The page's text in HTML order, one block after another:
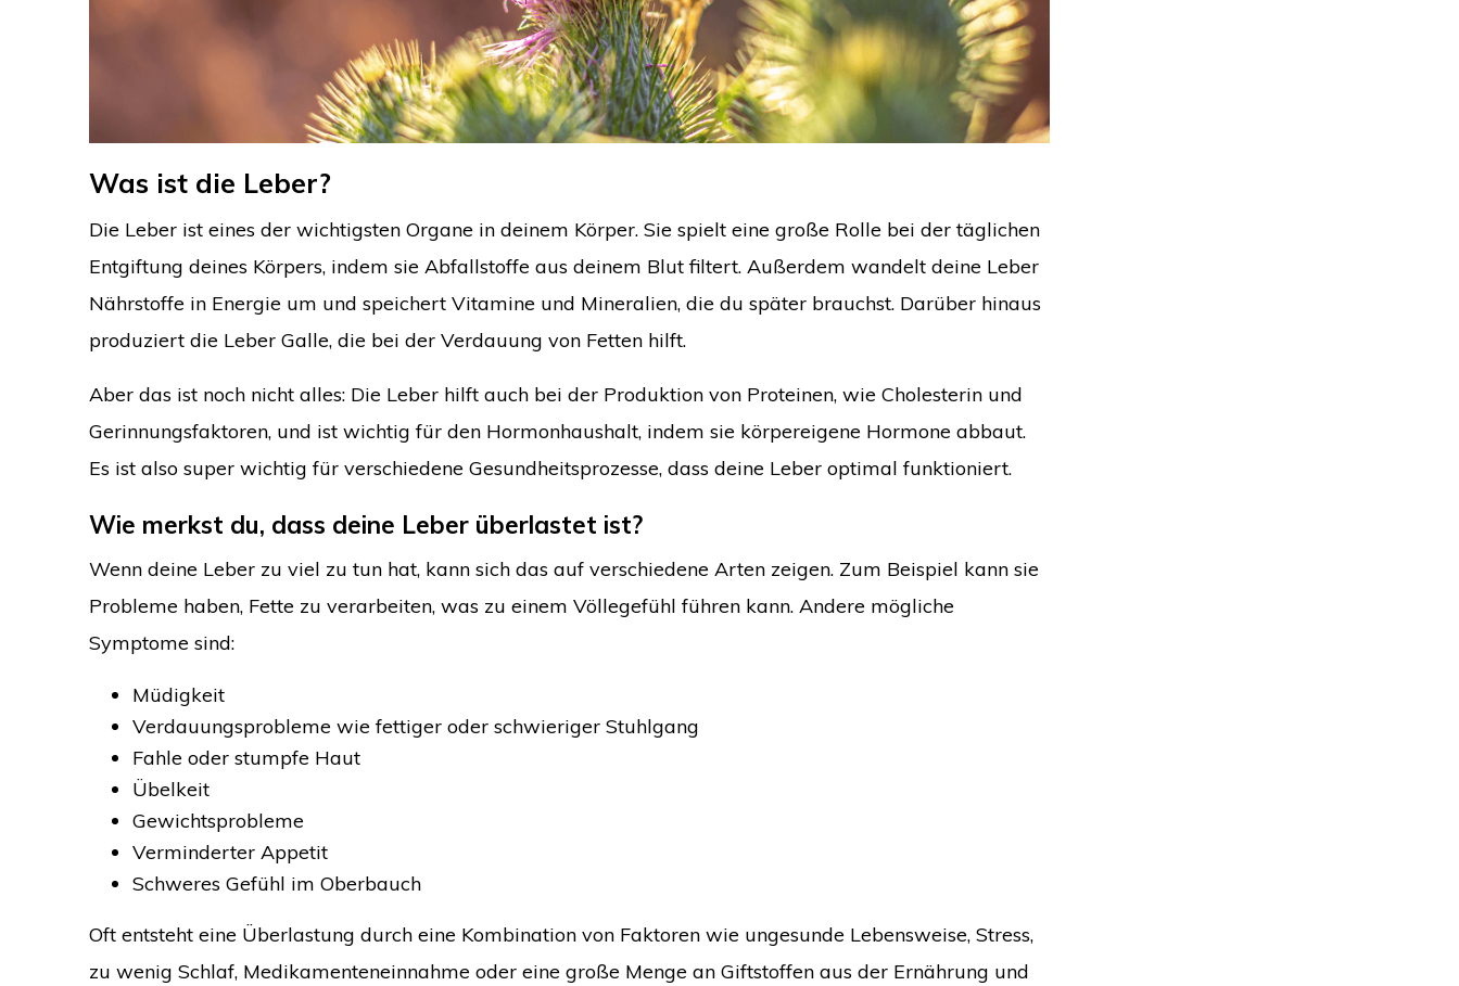
Was ist die Leber?
Die Leber ist eines der wichtigsten Organe in deinem Körper. Sie spielt eine große Rolle bei der täglichen
Entgiftung deines Körpers, indem sie Abfallstoffe aus deinem Blut filtert. Außerdem wandelt deine Leber
Nährstoffe in Energie um und speichert Vitamine und Mineralien, die du später brauchst. Darüber hinaus
produziert die Leber Galle, die bei der Verdauung von Fetten hilft.
Aber das ist noch nicht alles: Die Leber hilft auch bei der Produktion von Proteinen, wie Cholesterin und
Gerinnungsfaktoren, und ist wichtig für den Hormonhaushalt, indem sie körpereigene Hormone abbaut.
Es ist also super wichtig für verschiedene Gesundheitsprozesse, dass deine Leber optimal funktioniert.
Wie merkst du, dass deine Leber überlastet ist?
Wenn deine Leber zu viel zu tun hat, kann sich das auf verschiedene Arten zeigen. Zum Beispiel kann sie
Probleme haben, Fette zu verarbeiten, was zu einem Völlegefühl führen kann. Andere mögliche
Symptome sind:
Müdigkeit
Verdauungsprobleme wie fettiger oder schwieriger Stuhlgang
Fahle oder stumpfe Haut
Übelkeit
Gewichtsprobleme
Verminderter Appetit
Schweres Gefühl im Oberbauch
Oft entsteht eine Überlastung durch eine Kombination von Faktoren wie ungesunde Lebensweise, Stress,
zu wenig Schlaf, Medikamenteneinnahme oder eine große Menge an Giftstoffen aus der Ernährung und